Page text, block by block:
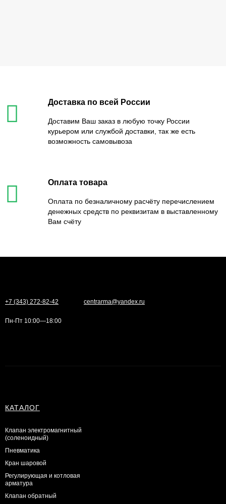
Доставка по всей России
Доставим Ваш заказ в любую точку России
курьером или службой доставки, так же есть
возможность самовывоза
Оплата товара
Оплата по безналичному расчёту перечислением
денежных средств по реквизитам в выставленному
Вам счёту
+7 (343) 272-82-42 centrarma@yandex.ru
Пн-Пт 10:00—18:00
КАТАЛОГ
Клапан электромагнитный
(соленоидный)
Пневматика
Кран шаровой
Регулирующая и котловая
арматура
Клапан обратный